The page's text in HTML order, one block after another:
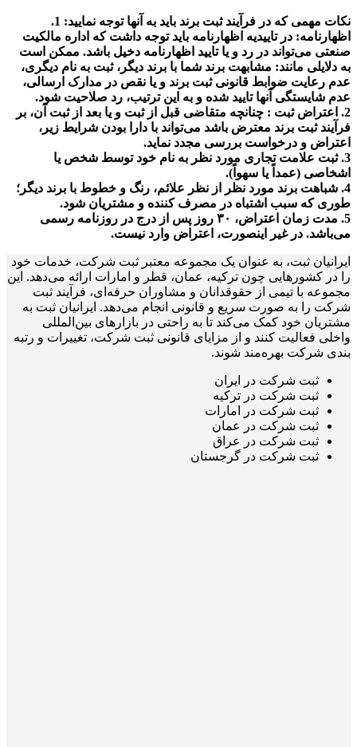
نکات مهمی که در فرآیند ثبت برند باید به آنها توجه نمایید:
1.
اظهارنامه: در تاییدیه اظهارنامه باید توجه داشت که اداره مالکیت
صنعتی می‌تواند در رد و یا تایید اظهارنامه دخیل باشد. ممکن است
به دلایلی مانند: مشابهت برند شما با برند دیگر، ثبت به نام دیگری،
عدم رعایت ضوابط قانونی ثبت برند و یا نقص در مدارک ارسالی،
عدم شایستگی آنها تایید شده و به این ترتیب، رد صلاحیت شود.
2. اعتراض ثبت : چنانچه متقاضی قبل از ثبت و یا بعد از ثبت آن، بر
فرآیند ثبت برند معترض باشد می‌تواند با دارا بودن شرایط زیر،
اعتراض و درخواست بررسی مجدد نماید.
3. ثبت علامت تجاری مورد نظر به نام خود توسط شخص یا
اشخاصی (عمداً یا سهواً).
4. شباهت برند مورد نظر از نظر علائم، رنگ و خطوط با برند دیگر؛
طوری که سبب اشتباه در مصرف کننده و مشتریان شود.
5. مدت زمان اعتراض، ۳۰ روز پس از درج در روزنامه رسمی
می‌باشد. در غیر اینصورت، اعتراض وارد نیست.
ایرانیان ثبت، به عنوان یک مجموعه معتبر ثبت شرکت، خدمات خود
را در کشورهایی چون ترکیه، عمان، قطر و امارات ارائه می‌دهد. این
مجموعه با تیمی از حقوقدانان و مشاوران حرفه‌ای، فرآیند ثبت
شرکت را به صورت سریع و قانونی انجام می‌دهد. ایرانیان ثبت به
مشتریان خود کمک می‌کند تا به راحتی در بازارهای بین‌المللی
واخلی فعالیت کنند و از مزایای قانونی ثبت شرکت، تغییرات و رتبه
بندی شرکت بهره‌مند شوند.
ثبت شرکت در ایران
ثبت شرکت در ترکیه
ثبت شرکت در امارات
ثبت شرکت در عمان
ثبت شرکت در عراق
ثبت شرکت در گرجستان